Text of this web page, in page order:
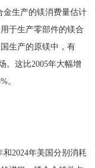
金生产的镁消费量估计
于生产零部件的镁合
生产的原镁中，有
。这比2005年大幅增
。
2024年美国分别消耗